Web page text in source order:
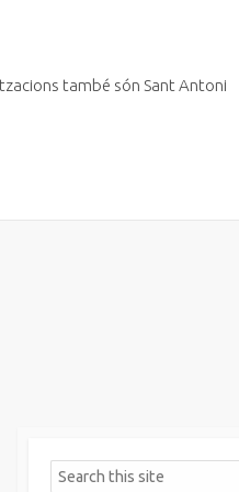
també són Sant Antoni
Search